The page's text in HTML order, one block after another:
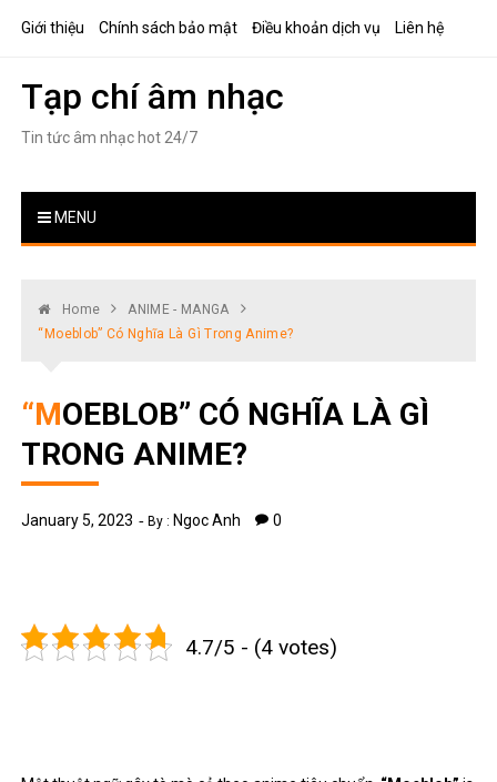
Giới thiệu Chính sách bảo mật Điều khoản dịch vụ Liên hệ
Tạp chí âm nhạc
Tin tức âm nhạc hot 24/7
MENU
Home
ANIME - MANGA
“Moeblob” Có Nghĩa Là Gì Trong Anime?
“MOEBLOB” CÓ NGHĨA LÀ GÌ
TRONG ANIME?
January 5, 2023 By : Ngoc Anh 0
4.7/5 - (4 votes)